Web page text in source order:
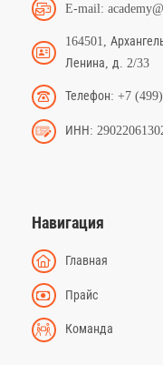
E-mail:
164501,
Ленина, д. 2/33
Телефон: +7
ИНН:
Навигация
Главная
Прайс
Команда